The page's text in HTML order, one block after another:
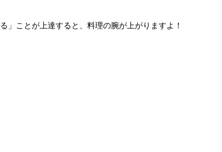
」ことが上達すると、料理の腕が上がりますよ！